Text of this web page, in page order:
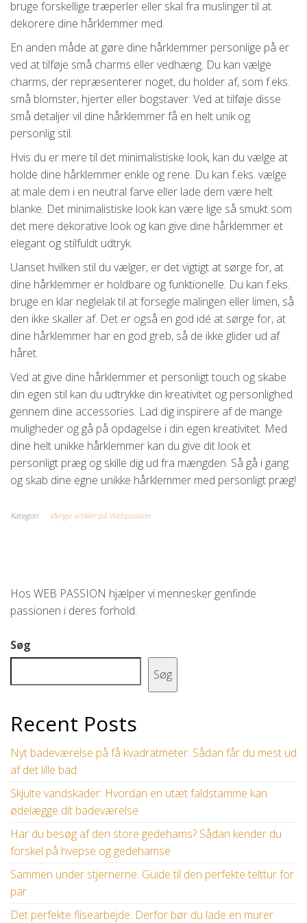
bruge forskellige træperler eller skal fra muslinger til at
dekorere dine hårklemmer med.
En anden måde at gøre dine hårklemmer personlige på er
ved at tilføje små charms eller vedhæng. Du kan vælge
charms, der repræsenterer noget, du holder af, som f.eks.
små blomster, hjerter eller bogstaver. Ved at tilføje disse
små detaljer vil dine hårklemmer få en helt unik og
personlig stil.
Hvis du er mere til det minimalistiske look, kan du vælge at
holde dine hårklemmer enkle og rene. Du kan f.eks. vælge
at male dem i en neutral farve eller lade dem være helt
blanke. Det minimalistiske look kan være lige så smukt som
det mere dekorative look og kan give dine hårklemmer et
elegant og stilfuldt udtryk.
Uanset hvilken stil du vælger, er det vigtigt at sørge for, at
dine hårklemmer er holdbare og funktionelle. Du kan f.eks.
bruge en klar neglelak til at forsegle malingen eller limen, så
den ikke skaller af. Det er også en god idé at sørge for, at
dine hårklemmer har en god greb, så de ikke glider ud af
håret.
Ved at give dine hårklemmer et personligt touch og skabe
din egen stil kan du udtrykke din kreativitet og personlighed
gennem dine accessories. Lad dig inspirere af de mange
muligheder og gå på opdagelse i din egen kreativitet. Med
dine helt unikke hårklemmer kan du give dit look et
personligt præg og skille dig ud fra mængden. Så gå i gang
og skab dine egne unikke hårklemmer med personligt præg!
Kategori Øvrige artikler på Webpassion
Hos WEB PASSION hjælper vi mennesker genfinde
passionen i deres forhold.
Søg
Søg
Recent Posts
Nyt badeværelse på få kvadratmeter: Sådan får du mest ud
af det lille bad
Skjulte vandskader: Hvordan en utæt faldstamme kan
ødelægge dit badeværelse
Har du besøg af den store gedehams? Sådan kender du
forskel på hvepse og gedehamse
Sammen under stjernerne: Guide til den perfekte telttur for
par
Det perfekte flisearbejde: Derfor bør du lade en murer